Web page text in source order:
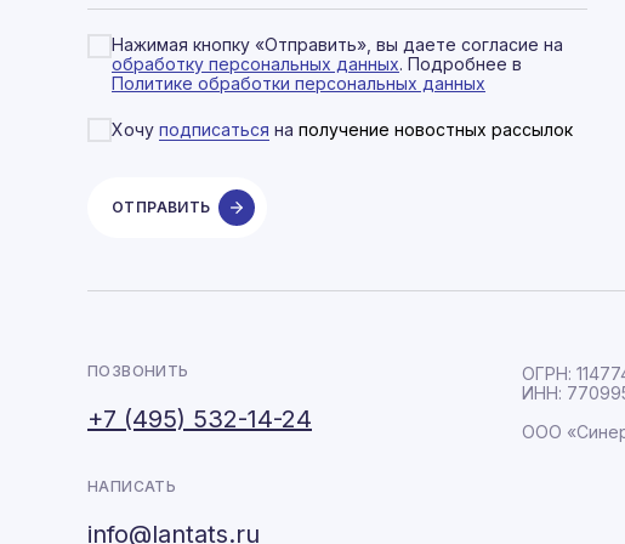
Нажимая кнопку «Отправить», вы даете согласие на
обработку персональных данных. Подробнее в
Политике обработки персональных данных
Хочу подписаться на получение новостных рассылок
ОТПРАВИТЬ
ПОЗВОНИТЬ
НАПИСАТЬ
+7 (495) 532-14-24
info@lantats.ru
ОГРН:
ИНН:
ООО